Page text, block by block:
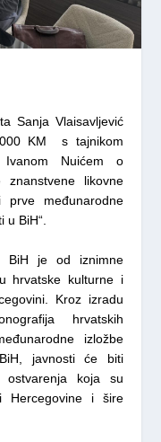
Sanja Vlaisavljević
KM
s tajnikom
Nuićem o
znanstvene likovne
prve međunarodne
BiH“.
BiH je od iznimne
hrvatske kulturne i
Kroz izradu
hrvatskih
izložbe
javnosti će biti
ostvarenja koja su
Hercegovine i šire